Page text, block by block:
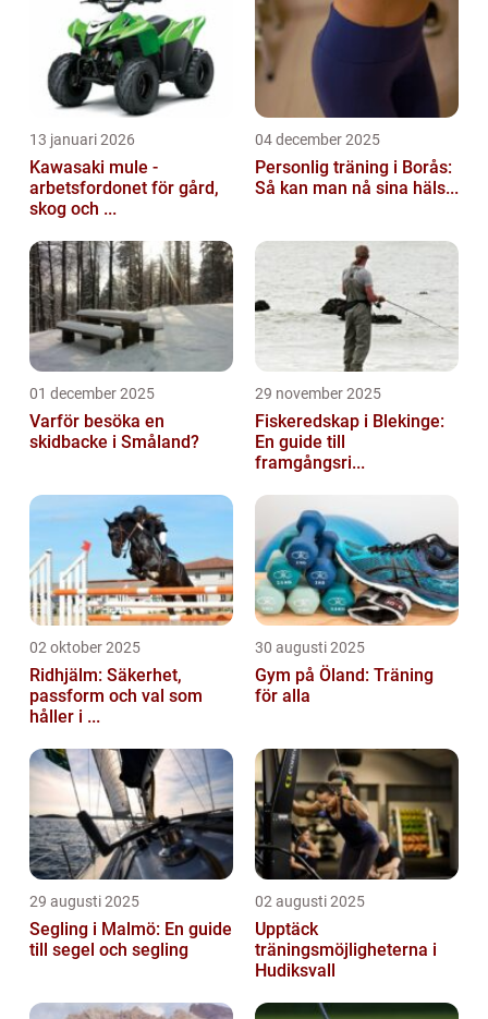
13 januari 2026
Kawasaki mule -
arbetsfordonet för gård,
skog och ...
04 december 2025
Personlig träning i Borås:
Så kan man nå sina häls...
01 december 2025
Varför besöka en
skidbacke i Småland?
29 november 2025
Fiskeredskap i Blekinge:
En guide till
framgångsri...
02 oktober 2025
Ridhjälm: Säkerhet,
passform och val som
håller i ...
30 augusti 2025
Gym på Öland: Träning
för alla
29 augusti 2025
Segling i Malmö: En guide
till segel och segling
02 augusti 2025
Upptäck
träningsmöjligheterna i
Hudiksvall